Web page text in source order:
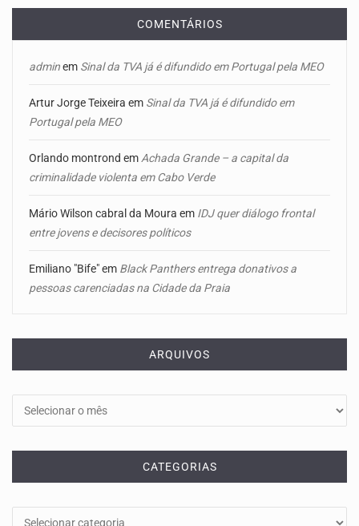
COMENTÁRIOS
adminem Sinal da TVA já é difundido em Portugal pela MEO
Artur Jorge Teixeira em Sinal da TVA já é difundido em
Portugal pela MEO
Orlando montrond em Achada Grande – a capital da
criminalidade violenta em Cabo Verde
Mário Wilson cabral da Moura em IDJ quer diálogo frontal
entre jovens e decisores políticos
Emiliano "Bife"em Black Panthers entrega donativos a
pessoas carenciadas na Cidade da Praia
ARQUIVOS
CATEGORIAS